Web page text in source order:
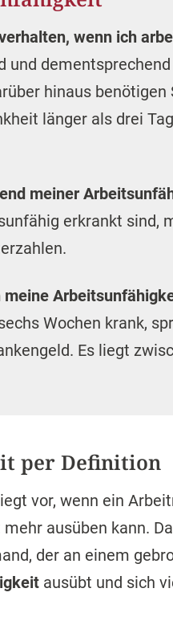
wenn ich
und
hinaus
länger als drei
meiner
erkrankt sind,
meine
Wochen krank,
Es liegt
per Definition
vor, wenn ein
ausüben kann.
der an einem
ausübt und sich